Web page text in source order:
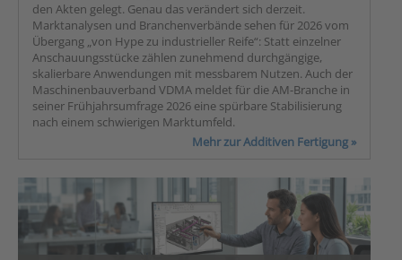
den Akten gelegt. Genau das verändert sich derzeit.
Marktanalysen und Branchenverbände sehen für 2026 vom
Übergang „von Hype zu industrieller Reife“: Statt einzelner
Anschauungsstücke zählen zunehmend durchgängige,
skalierbare Anwendungen mit messbarem Nutzen. Auch der
Maschinenbauverband VDMA meldet für die AM-Branche in
seiner Frühjahrsumfrage 2026 eine spürbare Stabilisierung
nach einem schwierigen Marktumfeld.
Mehr zur Additiven Fertigung »